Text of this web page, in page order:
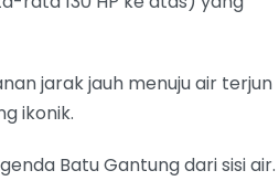
jarak jauh menuju air terjun
ikonik.
Batu Gantung dari sisi air.